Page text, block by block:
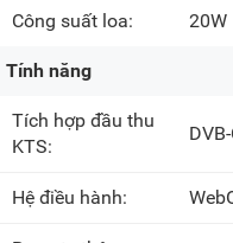
Công suất loa: 20W
Tính năng
Tích hợp đầu thu
KTS:
Hệ điều hành: